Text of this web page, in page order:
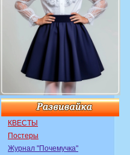
КВЕСТЫ
Постеры
Журнал "Почемучка"